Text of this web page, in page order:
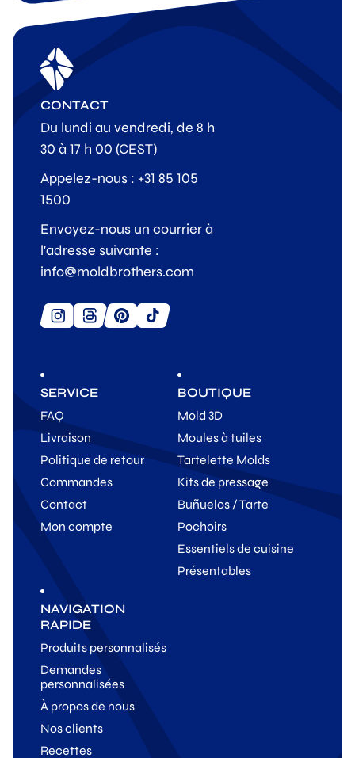
SERVICE
FAQ
Livraison
Politique de retour
Commandes
Contact
Mon compte
BOUTIQUE
Mold 3D
Moules à tuiles
Tartelette Molds
Kits de pressage
Buñuelos / Tarte
Pochoirs
Essentiels de cuisine
Présentables
NAVIGATION
RAPIDE
Produits personnalisés
Demandes
personnalisées
À propos de nous
Nos clients
Recettes
CONTACT
Du lundi au vendredi, de 8 h
30 à 17 h 00 (CEST)
Appelez-nous : +31 85 105
1500
Envoyez-nous un courrier à
l'adresse suivante :
info@moldbrothers.com